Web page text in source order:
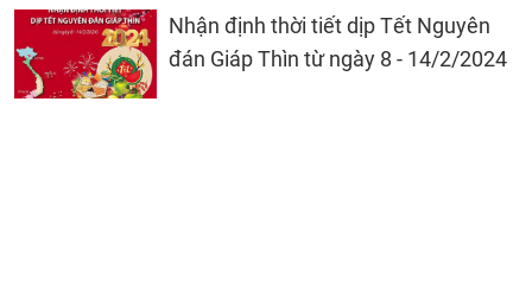
Nhận định thời tiết dịp Tết Nguyên
đán Giáp Thìn từ ngày 8 - 14/2/2024